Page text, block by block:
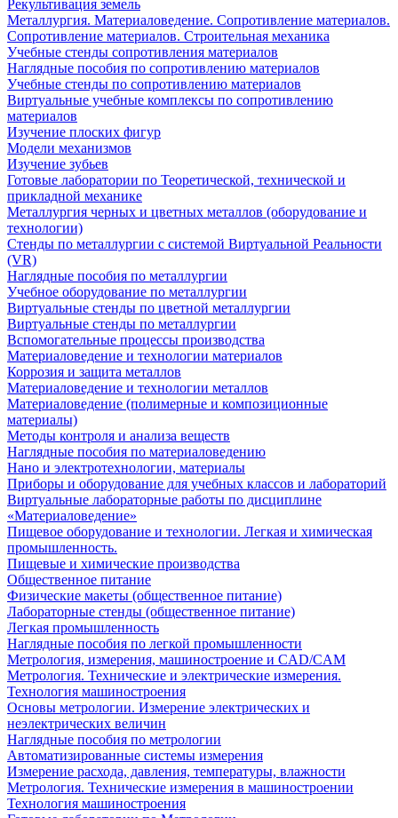
Рекультивация земель
Металлургия. Материаловедение. Сопротивление материалов.
Сопротивление материалов. Строительная механика
Учебные стенды сопротивления материалов
Наглядные пособия по сопротивлению материалов
Учебные стенды по сопротивлению материалов
Виртуальные учебные комплексы по сопротивлению
материалов
Изучение плоских фигур
Модели механизмов
Изучение зубьев
Готовые лаборатории по Теоретической, технической и
прикладной механике
Металлургия черных и цветных металлов (оборудование и
технологии)
Cтенды по металлургии с системой Виртуальной Реальности
(VR)
Наглядные пособия по металлургии
Учебное оборудование по металлургии
Виртуальные стенды по цветной металлургии
Виртуальные стенды по металлургии
Вспомогательные процессы производства
Материаловедение и технологии материалов
Коррозия и защита металлов
Материаловедение и технологии металлов
Материаловедение (полимерные и композиционные
материалы)
Методы контроля и анализа веществ
Наглядные пособия по материаловедению
Нано и электротехнологии, материалы
Приборы и оборудование для учебных классов и лабораторий
Виртуальные лабораторные работы по дисциплине
«Материаловедение»
Пищевое оборудование и технологии. Легкая и химическая
промышленность.
Пищевые и химические производства
Общественное питание
Физические макеты (общественное питание)
Лабораторные стенды (общественное питание)
Легкая промышленность
Наглядные пособия по легкой промышленности
Метрология, измерения, машиностроение и CAD/CAM
Метрология. Технические и электрические измерения.
Технология машиностроения
Основы метрологии. Измерение электрических и
неэлектрических величин
Наглядные пособия по метрологии
Автоматизированные системы измерения
Измерение расхода, давления, температуры, влажности
Метрология. Технические измерения в машиностроении
Технология машиностроения